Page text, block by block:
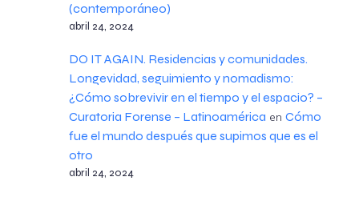
(contemporáneo)
abril 24, 2024
DO IT AGAIN. Residencias y comunidades.
Longevidad, seguimiento y nomadismo:
¿Cómo sobrevivir en el tiempo y el espacio? –
Curatoria Forense – Latinoamérica en Cómo
fue el mundo después que supimos que es el
otro
abril 24, 2024